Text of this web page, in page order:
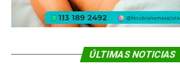
ÚLTIMAS NOTICIAS